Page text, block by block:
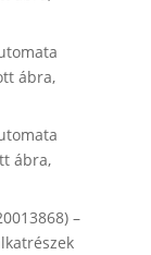
ábra,
ábra,
–